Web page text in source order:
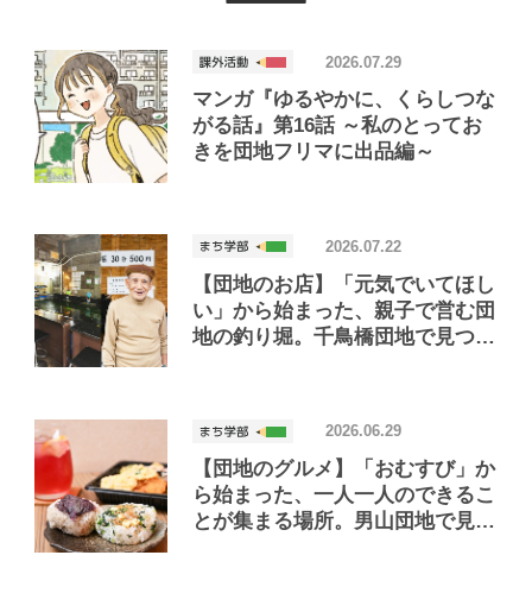
マンガ『ゆるやかに、くらしつな
がる話』第16話 ～私のとってお
きを団地フリマに出品編～
2026.07.29
【団地のお店】「元気でいてほし
い」から始まった、親子で営む団
地の釣り堀。千鳥橋団地で見つけ
2026.07.22
【団地のグルメ】「おむすび」か
ら始まった、一人一人のできるこ
とが集まる場所。男山団地で見つ
2026.06.29